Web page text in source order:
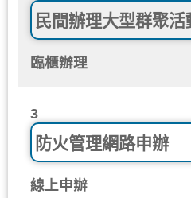
民間辦理大型群聚
臨櫃辦理
3
防火管理網路申辦
線上申辦